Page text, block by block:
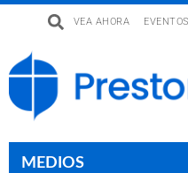
VEA AHORA EVENTOS
MEDIOS